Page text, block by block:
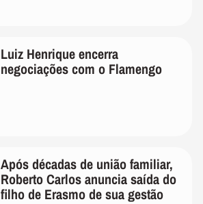
Luiz Henrique encerra
negociações com o Flamengo
Após décadas de união familiar,
Roberto Carlos anuncia saída do
filho de Erasmo de sua gestão